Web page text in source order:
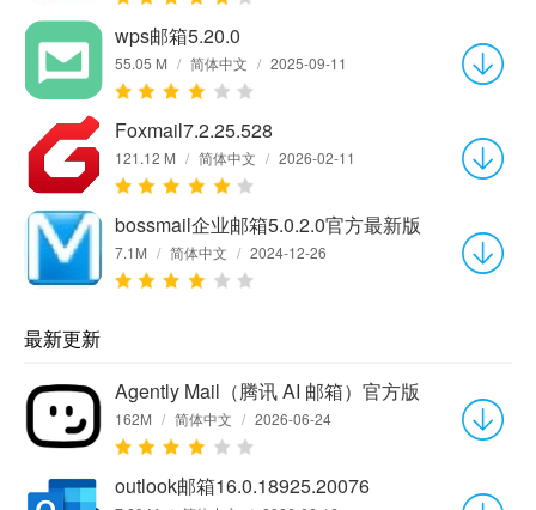
wps邮箱5.20.0
55.05 M / 简体中文 / 2025-09-11
Foxmail7.2.25.528
121.12 M / 简体中文 / 2026-02-11
bossmail企业邮箱5.0.2.0官方最新版
7.1M / 简体中文 / 2024-12-26
最新更新
Agently Mail（腾讯 AI 邮箱）官方版
162M / 简体中文 / 2026-06-24
outlook邮箱16.0.18925.20076